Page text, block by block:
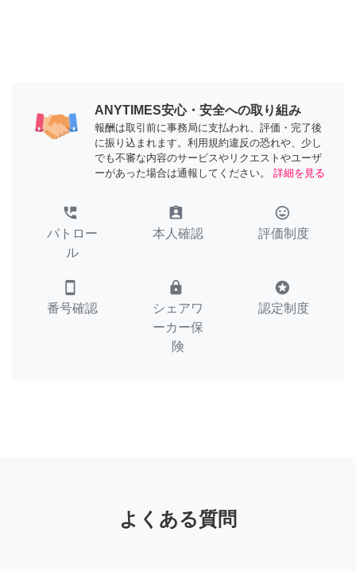
ANYTIMES安心・安全への取り組み
報酬は取引前に事務局に支払われ、評価・完了後
に振り込まれます。利用規約違反の恐れや、少し
でも不審な内容のサービスやリクエストやユーザ
ーがあった場合は通報してください。
詳細を見る
perm_phone_msg
パトロー
ル
assignment_ind
本人確認
tag_faces
評価制度
smartphone
番号確認
lock
シェアワ
ーカー保
険
stars
認定制度
よくある質問